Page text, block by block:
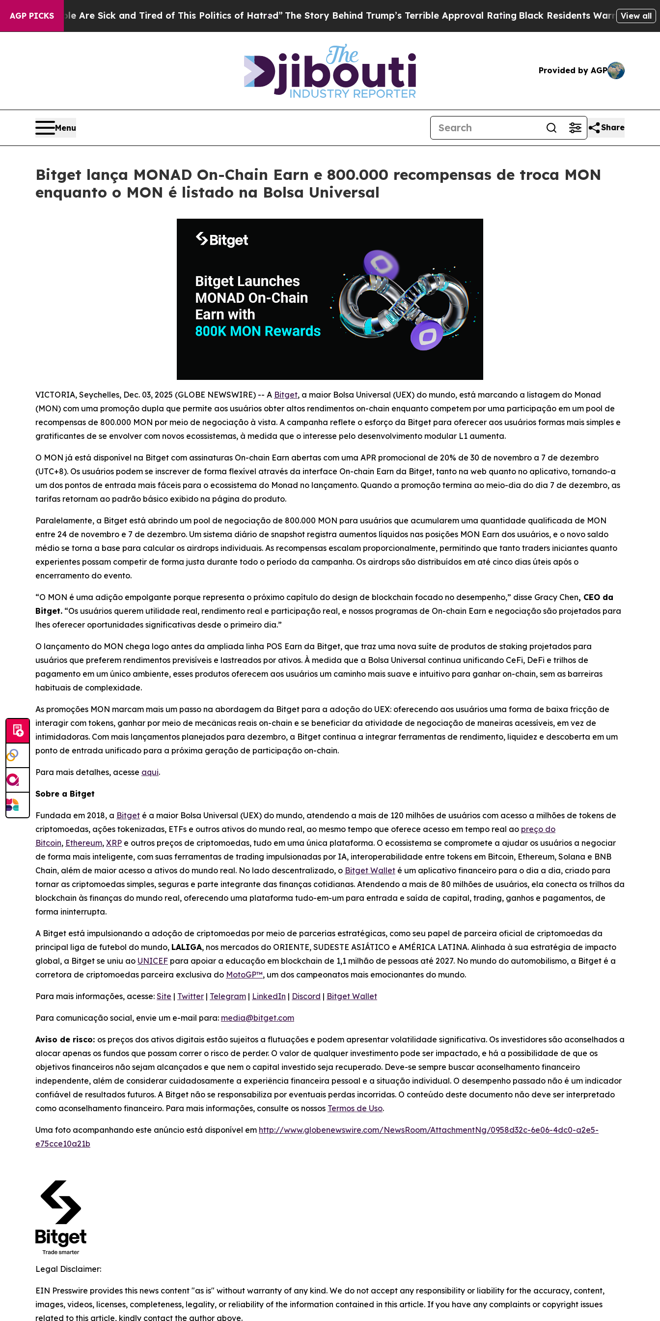
AGP PICKSAre Sick and Tired of This Politics of Hatred”The Story Behind Trump’s Terrible Approval RatingBlack Residents Warned of AbusiveView all
Provided by AGP
Menu Share
Bitget lança MONAD On-Chain Earn e 800.000 recompensas de troca MON
enquanto o MON é listado na Bolsa Universal
VICTORIA, Seychelles, Dec. 03, 2025 (GLOBE NEWSWIRE) -- A Bitget, a maior Bolsa Universal (UEX) do mundo, está marcando a listagem do Monad
(MON) com uma promoção dupla que permite aos usuários obter altos rendimentos on-chain enquanto competem por uma participação em um pool de
recompensas de 800.000 MON por meio de negociação à vista. A campanha reflete o esforço da Bitget para oferecer aos usuários formas mais simples e
gratificantes de se envolver com novos ecossistemas, à medida que o interesse pelo desenvolvimento modular L1 aumenta.
O MON já está disponível na Bitget com assinaturas On-chain Earn abertas com uma APR promocional de 20% de 30 de novembro a 7 de dezembro
(UTC+8). Os usuários podem se inscrever de forma flexível através da interface On-chain Earn da Bitget, tanto na web quanto no aplicativo, tornando-a
um dos pontos de entrada mais fáceis para o ecossistema do Monad no lançamento. Quando a promoção termina ao meio-dia do dia 7 de dezembro, as
tarifas retornam ao padrão básico exibido na página do produto.
Paralelamente, a Bitget está abrindo um pool de negociação de 800.000 MON para usuários que acumularem uma quantidade qualificada de MON
entre 24 de novembro e 7 de dezembro. Um sistema diário de snapshot registra aumentos líquidos nas posições MON Earn dos usuários, e o novo saldo
médio se torna a base para calcular os airdrops individuais. As recompensas escalam proporcionalmente, permitindo que tanto traders iniciantes quanto
experientes possam competir de forma justa durante todo o período da campanha. Os airdrops são distribuídos em até cinco dias úteis após o
encerramento do evento.
“O MON é uma adição empolgante porque representa o próximo capítulo do design de blockchain focado no desempenho,” disse Gracy Chen, CEO da
Bitget. “Os usuários querem utilidade real, rendimento real e participação real, e nossos programas de On-chain Earn e negociação são projetados para
lhes oferecer oportunidades significativas desde o primeiro dia.”
O lançamento do MON chega logo antes da ampliada linha POS Earn da Bitget, que traz uma nova suíte de produtos de staking projetados para
usuários que preferem rendimentos previsíveis e lastreados por ativos. À medida que a Bolsa Universal continua unificando CeFi, DeFi e trilhos de
pagamento em um único ambiente, esses produtos oferecem aos usuários um caminho mais suave e intuitivo para ganhar on-chain, sem as barreiras
habituais de complexidade.
As promoções MON marcam mais um passo na abordagem da Bitget para a adoção do UEX: oferecendo aos usuários uma forma de baixa fricção de
interagir com tokens, ganhar por meio de mecânicas reais on-chain e se beneficiar da atividade de negociação de maneiras acessíveis, em vez de
intimidadoras. Com mais lançamentos planejados para dezembro, a Bitget continua a integrar ferramentas de rendimento, liquidez e descoberta em um
ponto de entrada unificado para a próxima geração de participação on-chain.
Para mais detalhes, acesse aqui.
Sobre a Bitget
Fundada em 2018, a Bitget é a maior Bolsa Universal (UEX) do mundo, atendendo a mais de 120 milhões de usuários com acesso a milhões de tokens de
criptomoedas, ações tokenizadas, ETFs e outros ativos do mundo real, ao mesmo tempo que oferece acesso em tempo real ao preço do
Bitcoin, Ethereum, XRP e outros preços de criptomoedas, tudo em uma única plataforma. O ecossistema se compromete a ajudar os usuários a negociar
de forma mais inteligente, com suas ferramentas de trading impulsionadas por IA, interoperabilidade entre tokens em Bitcoin, Ethereum, Solana e BNB
Chain, além de maior acesso a ativos do mundo real. No lado descentralizado, o Bitget Wallet é um aplicativo financeiro para o dia a dia, criado para
tornar as criptomoedas simples, seguras e parte integrante das finanças cotidianas. Atendendo a mais de 80 milhões de usuários, ela conecta os trilhos da
blockchain às finanças do mundo real, oferecendo uma plataforma tudo-em-um para entrada e saída de capital, trading, ganhos e pagamentos, de
forma ininterrupta.
A Bitget está impulsionando a adoção de criptomoedas por meio de parcerias estratégicas, como seu papel de parceira oficial de criptomoedas da
principal liga de futebol do mundo, LALIGA, nos mercados do ORIENTE, SUDESTE ASIÁTICO e AMÉRICA LATINA. Alinhada à sua estratégia de impacto
global, a Bitget se uniu ao UNICEF para apoiar a educação em blockchain de 1,1 milhão de pessoas até 2027. No mundo do automobilismo, a Bitget é a
corretora de criptomoedas parceira exclusiva do MotoGP™, um dos campeonatos mais emocionantes do mundo.
Para mais informações, acesse: Site | Twitter | Telegram | LinkedIn | Discord | Bitget Wallet
Para comunicação social, envie um e-mail para: media@bitget.com
Aviso de risco: os preços dos ativos digitais estão sujeitos a flutuações e podem apresentar volatilidade significativa. Os investidores são aconselhados a
alocar apenas os fundos que possam correr o risco de perder. O valor de qualquer investimento pode ser impactado, e há a possibilidade de que os
objetivos financeiros não sejam alcançados e que nem o capital investido seja recuperado. Deve-se sempre buscar aconselhamento financeiro
independente, além de considerar cuidadosamente a experiência financeira pessoal e a situação individual. O desempenho passado não é um indicador
confiável de resultados futuros. A Bitget não se responsabiliza por eventuais perdas incorridas. O conteúdo deste documento não deve ser interpretado
como aconselhamento financeiro. Para mais informações, consulte os nossos Termos de Uso.
Uma foto acompanhando este anúncio está disponível em http://www.globenewswire.com/NewsRoom/AttachmentNg/0958d32c-6e06-4dc0-a2e5-
e75cce10a21b
Legal Disclaimer:
EIN Presswire provides this news content "as is" without warranty of any kind. We do not accept any responsibility or liability for the accuracy, content,
images, videos, licenses, completeness, legality, or reliability of the information contained in this article. If you have any complaints or copyright issues
related to this article, kindly contact the author above.